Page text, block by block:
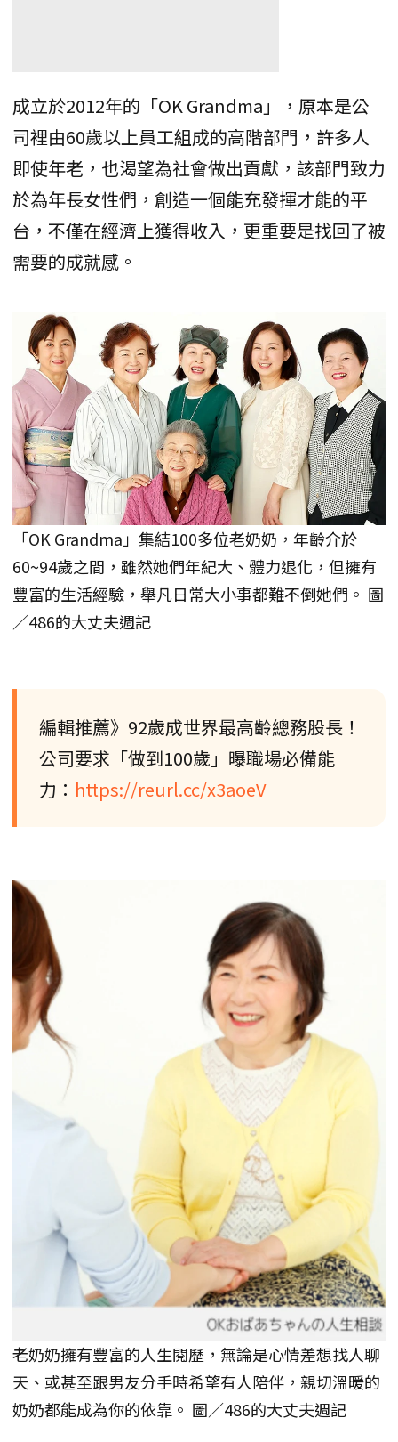
成立於2012年的「OK Grandma」，原本是公
司裡由60歲以上員工組成的高階部門，許多人
即使年老，也渴望為社會做出貢獻，該部門致力
於為年長女性們，創造一個能充發揮才能的平
台，不僅在經濟上獲得收入，更重要是找回了被
需要的成就感。
「OK Grandma」集結100多位老奶奶，年齡介於
60~94歲之間，雖然她們年紀大、體力退化，但擁有
豐富的生活經驗，舉凡日常大小事都難不倒她們。 圖
／486的大丈夫週記
編輯推薦》92歲成世界最高齡總務股長！
公司要求「做到100歲」曝職場必備能
力： https://reurl.cc/x3aoeV
老奶奶擁有豐富的人生閱歷，無論是心情差想找人聊
天、或甚至跟男友分手時希望有人陪伴，親切溫暖的
奶奶都能成為你的依靠。 圖／486的大丈夫週記